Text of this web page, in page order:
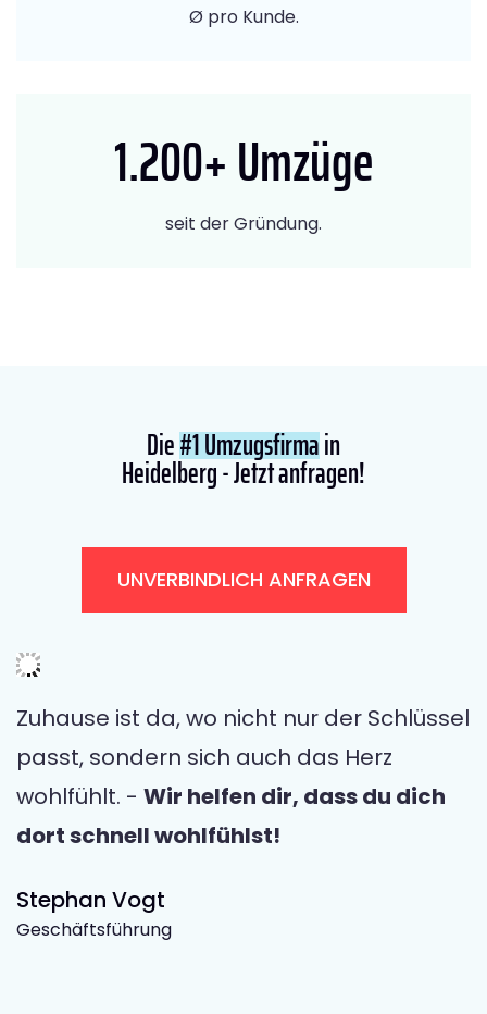
Ø pro Kunde.
1.200+ Umzüge
seit der Gründung.
Die#1 Umzugsfirmain
Heidelberg - Jetzt anfragen!
UNVERBINDLICH ANFRAGEN
Zuhause ist da, wo nicht nur der Schlüssel
passt, sondern sich auch das Herz
wohlfühlt. - Wir helfen dir, dass du dich
dort schnell wohlfühlst!
Stephan Vogt
Geschäftsführung